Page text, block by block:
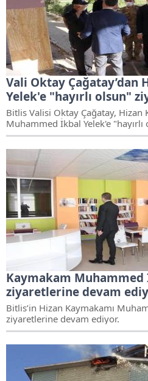
Vali Oktay Çağatay’dan
Yelek'e "hayırlı olsun"
Bitlis Valisi Oktay Çağatay, Hizan
Muhammed İkbal Yelek'e
Kaymakam
ziyaretlerine devam
Bitlis’in Hizan Kaymakamı
ziyaretlerine devam ediyor.